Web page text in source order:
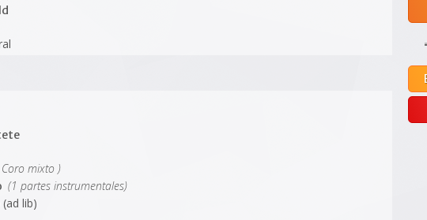
mixto )
(1 partes instrumentales)
lib)